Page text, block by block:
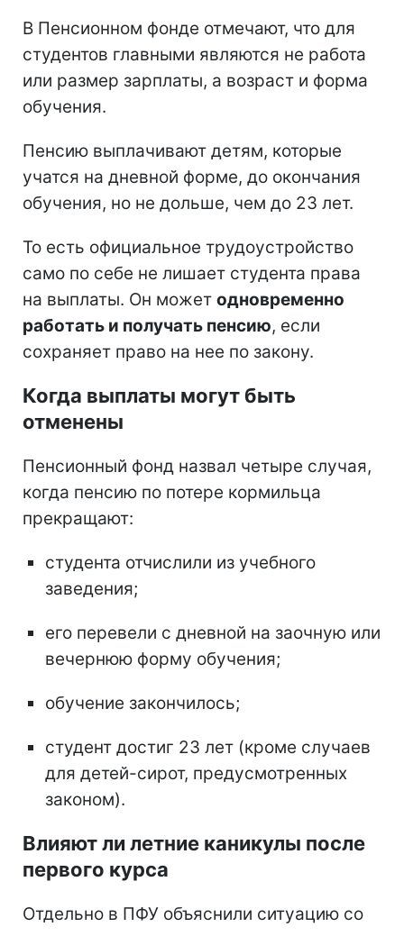
В Пенсионном фонде отмечают, что для
студентов главными являются не работа
или размер зарплаты, а возраст и форма
обучения.
Пенсию выплачивают детям, которые
учатся на дневной форме, до окончания
обучения, но не дольше, чем до 23 лет.
То есть официальное трудоустройство
само по себе не лишает студента права
на выплаты. Он может одновременно
работать и получать пенсию, если
сохраняет право на нее по закону.
Когда выплаты могут быть
отменены
Пенсионный фонд назвал четыре случая,
когда пенсию по потере кормильца
прекращают:
студента отчислили из учебного
заведения;
его перевели с дневной на заочную или
вечернюю форму обучения;
обучение закончилось;
студент достиг 23 лет (кроме случаев
для детей-сирот, предусмотренных
законом).
Влияют ли летние каникулы после
первого курса
Отдельно в ПФУ объяснили ситуацию со